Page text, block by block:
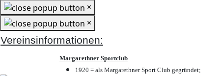
×
×
Vereinsinformationen:
Margarethner Sportclub
1920 = als Margarethner Sport Club gegründet;